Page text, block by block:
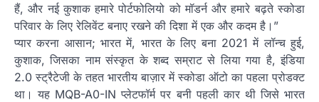
हैं, और नई कुशाक हमारे पोर्टफोलियो को मॉडर्न और हमारे बढ़ते स्कोडा
परिवार के लिए रेलिवेंट बनाए रखने की दिशा में एक और कदम है।”
प्यार करना आसान; भारत में, भारत के लिए बना 2021 में लॉन्च हुई,
कुशाक, जिसका नाम संस्कृत के शब्द सम्राट से लिया गया है, इंडिया
2.0 स्ट्रैटेजी के तहत भारतीय बाज़ार में स्कोडा ऑटो का पहला प्रोडक्ट
था। यह MQB-A0-IN प्लेटफॉर्म पर बनी पहली कार थी जिसे भारत